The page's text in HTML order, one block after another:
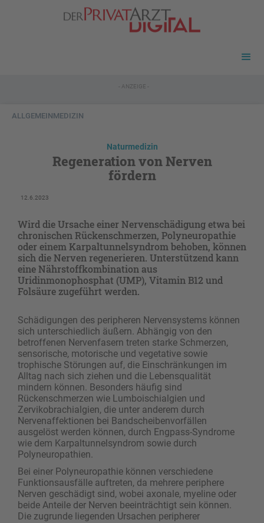
- ANZEIGE -
ALLGEMEINMEDIZIN
Naturmedizin
Regeneration von Nerven
fördern
12.6.2023
Wird die Ursache einer Nervenschädigung etwa bei
chronischen Rückenschmerzen, Polyneuropathie
oder einem Karpaltunnelsyndrom behoben, können
sich die Nerven regenerieren. Unterstützend kann
eine Nährstoffkombination aus
Uridinmonophosphat (UMP), Vitamin B12 und
Folsäure zugeführt werden.
Schädigungen des peripheren Nervensystems können
sich unterschiedlich äußern. Abhängig von den
betroffenen Nervenfasern treten starke Schmerzen,
sensorische, motorische und vegetative sowie
trophische Störungen auf, die Einschränkungen im
Alltag nach sich ziehen und die Lebensqualität
mindern können. Besonders häufig sind
Rückenschmerzen wie Lumboischialgien und
Zervikobrachialgien, die unter anderem durch
Nervenaffektionen bei Bandscheibenvorfällen
ausgelöst werden können, durch Engpass-Syndrome
wie dem Karpaltunnelsyndrom sowie durch
Polyneuropathien.
Bei einer Polyneuropathie können verschiedene
Funktionsausfälle auftreten, da mehrere periphere
Nerven geschädigt sind, wobei axonale, myeline oder
beide Anteile der Nerven beeinträchtigt sein können.
Die zugrunde liegenden Ursachen peripherer